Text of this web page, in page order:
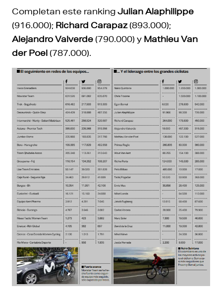
Completan este rankingJulian Alaphilippe
(916.000); Richard Carapaz(893.000);
Alejandro Valverde (790.000) y Mathieu Van
der Poel (787.000).